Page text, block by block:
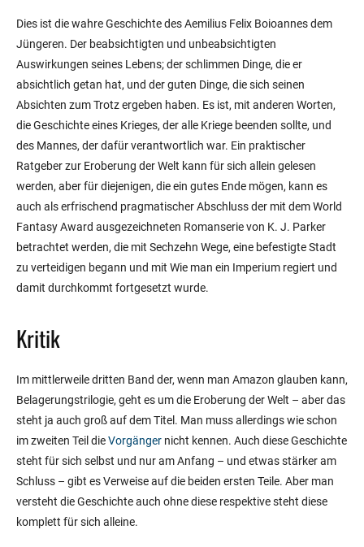
Dies ist die wahre Geschichte des Aemilius Felix Boioannes dem
Jüngeren. Der beabsichtigten und unbeabsichtigten
Auswirkungen seines Lebens; der schlimmen Dinge, die er
absichtlich getan hat, und der guten Dinge, die sich seinen
Absichten zum Trotz ergeben haben. Es ist, mit anderen Worten,
die Geschichte eines Krieges, der alle Kriege beenden sollte, und
des Mannes, der dafür verantwortlich war. Ein praktischer
Ratgeber zur Eroberung der Welt kann für sich allein gelesen
werden, aber für diejenigen, die ein gutes Ende mögen, kann es
auch als erfrischend pragmatischer Abschluss der mit dem World
Fantasy Award ausgezeichneten Romanserie von K. J. Parker
betrachtet werden, die mit Sechzehn Wege, eine befestigte Stadt
zu verteidigen begann und mit Wie man ein Imperium regiert und
damit durchkommt fortgesetzt wurde.
Kritik
Im mittlerweile dritten Band der, wenn man Amazon glauben kann,
Belagerungstrilogie, geht es um die Eroberung der Welt – aber das
steht ja auch groß auf dem Titel. Man muss allerdings wie schon
im zweiten Teil dieVorgänger nicht kennen. Auch diese Geschichte
steht für sich selbst und nur am Anfang – und etwas stärker am
Schluss – gibt es Verweise auf die beiden ersten Teile. Aber man
versteht die Geschichte auch ohne diese respektive steht diese
komplett für sich alleine.